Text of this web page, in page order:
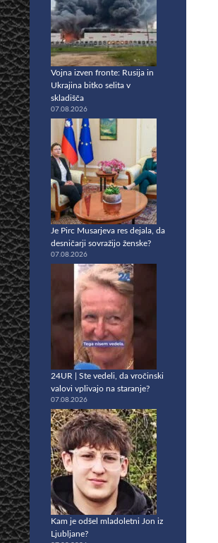
Vojna izven fronte: Rusija in
Ukrajina bitko selita v
skladišča
07.08.2026
Je Pirc Musarjeva res dejala, da
desničarji sovražijo ženske?
07.08.2026
24UR | Ste vedeli, da vročinski
valovi vplivajo na staranje?
07.08.2026
Kam je odšel mladoletni Jon iz
Ljubljane?